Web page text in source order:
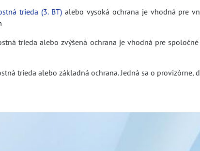
trieda (3. BT)alebo vysoká ochrana je vhodná pre
trieda alebo zvýšená ochrana je vhodná pre
trieda alebo základná ochrana. Jedná sa o provizórne,